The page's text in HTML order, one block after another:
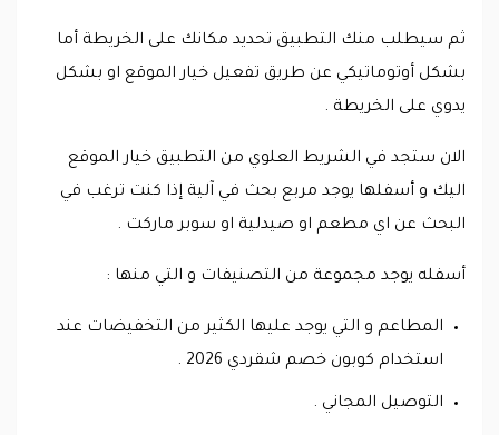
ثم سيطلب منك التطبيق تحديد مكانك على الخريطة أما
بشكل أوتوماتيكي عن طريق تفعيل خيار الموقع او بشكل
يدوي على الخريطة .
الان ستجد في الشريط العلوي من التطبيق خيار الموقع
اليك و أسفلها يوجد مربع بحث في آلية إذا كنت ترغب في
البحث عن اي مطعم او صيدلية او سوبر ماركت .
أسفله يوجد مجموعة من التصنيفات و التي منها :
المطاعم و التي يوجد عليها الكثير من التخفيضات عند
استخدام كوبون خصم شقردي 2026 .
التوصيل المجاني .